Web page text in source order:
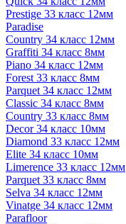
Prestige 33 класс 12мм
Paradise
Country 34 класс 12мм
Graffiti 34 класс 8мм
Piano 34 класс 12мм
Forest 33 класс 8мм
Parquet 34 класс 12мм
Classic 34 класс 8мм
Country 33 класс 8мм
Decor 34 класс 10мм
Diamond 33 класс 12мм
Elite 34 класс 10мм
Limerence 33 класс 12мм
Parquet 33 класс 8мм
Selva 34 класс 12мм
Vinatge 34 класс 12мм
Parafloor